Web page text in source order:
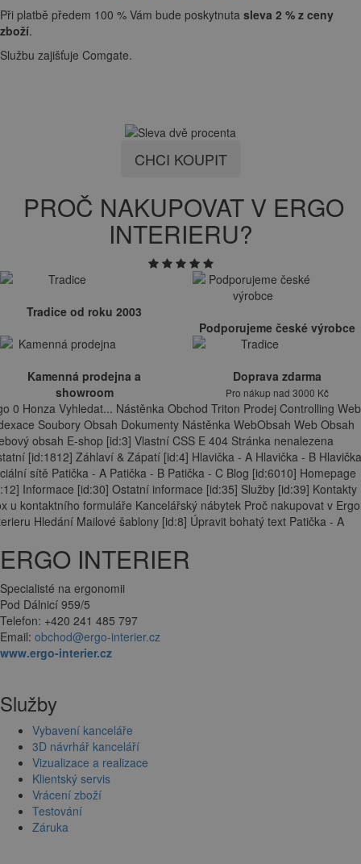
Při platbě předem 100 % Vám bude poskytnuta sleva 2 % z ceny
zboží.
Službu zajišťuje Comgate.
CHCI KOUPIT
PROČ NAKUPOVAT V ERGO
INTERIERU?
Tradice od roku 2003
Podporujeme české výrobce
Kamenná prodejna a
showroom
Doprava zdarma
Pro nákup nad 3000 Kč
0 Honza Vyhledat... Nástěnka Obchod Triton Prodej Controlling Web
Soubory Obsah Dokumenty Nástěnka WebObsah Web Obsah
obsah E-shop [id:3] Vlastní CSS E 404 Stránka nenalezena
[id:1812] Záhlaví & Zápatí [id:4] Hlavička - A Hlavička - B
sítě Patička - A Patička - B Patička - C Blog [id:6010] Homepage
Informace [id:30] Ostatní informace [id:35] Služby [id:39] Kontakty
u kontaktního formuláře Kancelářský nábytek Proč nakupovat v Ergo
Hledání Mailové šablony [id:8] Úpravit bohatý text Patička - A
ERGO INTERIER
Specialisté na ergonomii
Pod Dálnicí 959/5
Telefon: +420 241 485 797
Email: obchod@ergo-interier.cz
www.ergo-interier.cz
Služby
Vybavení kanceláře
3D návrhář kanceláří
Vizualizace a realizace
Klientský servis
Vrácení zboží
Testování
Záruka